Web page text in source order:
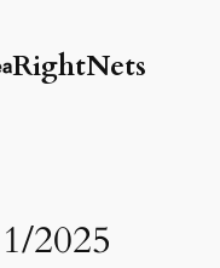
RightNets
2025